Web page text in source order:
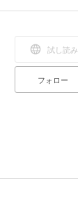
試し読み
フォロー